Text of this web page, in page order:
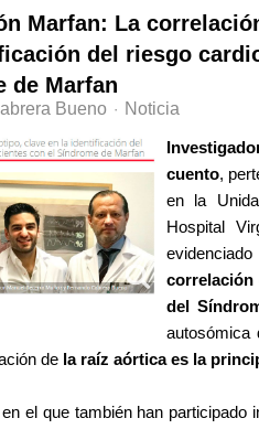
Marfan: La
del riesgo
de Marfan
Bueno Noticia
cuento,
en la
Hospital
correlación
del
autosómica
de la raíz aórtica es la
el que también han participado